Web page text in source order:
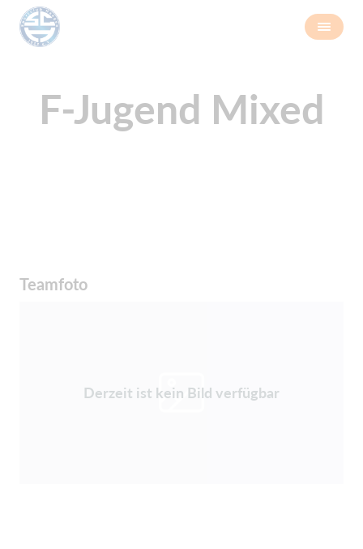
F-Jugend Mixed
Teamfoto
Derzeit ist kein Bild verfügbar